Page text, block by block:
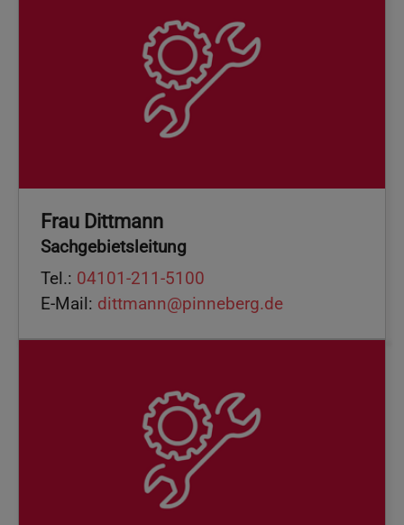
Frau Dittmann
Sachgebietsleitung
Tel.: 04101-211-5100
E-Mail: dittmann@pinneberg.de